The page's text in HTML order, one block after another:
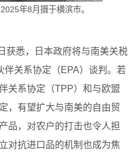
年8月摄于横滨市。
获悉，日本政府将与南美关税
伴关系协定（EPA）谈判。若
关系协定（TPP）和与欧盟
，有望扩大与南美的自由贸
品，对农户的打击也令人担
对抗进口品的机制也成为焦